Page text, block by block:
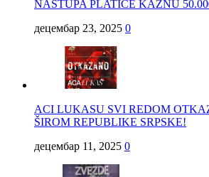
NASTUPA PLATIĆE KAZNU
децембар 23, 2025 0
ACI LUKASU SVI REDOM
ŠIROM REPUBLIKE SRPSKE!
децембар 11, 2025 0